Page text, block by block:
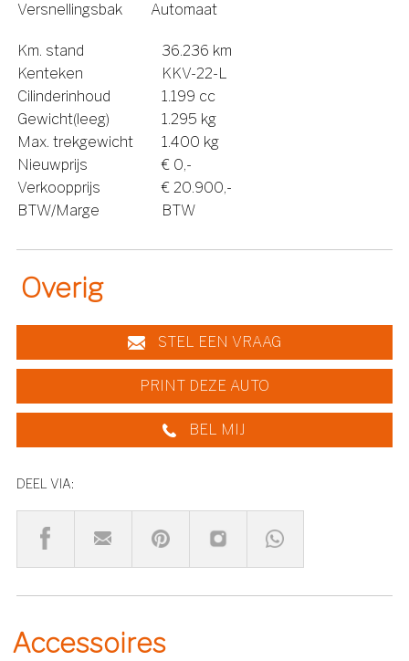
Versnellingsbak
Automaat
Km. stand
36.236 km
Kenteken
KKV-22-L
Cilinderinhoud
1.199 cc
Gewicht(leeg)
1.295 kg
Max. trekgewicht
1.400 kg
Nieuwprijs
€ 0,-
Verkoopprijs
€ 20.900,-
BTW/Marge
BTW
Overig
STEL EEN VRAAG
PRINT DEZE AUTO
BEL MIJ
DEEL VIA:
Accessoires